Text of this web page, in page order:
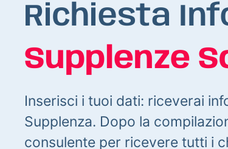
Richiesta
Supplenze
Inserisci i tuoi dati: riceverai
Supplenza. Dopo la
consulente per ricevere tutti i